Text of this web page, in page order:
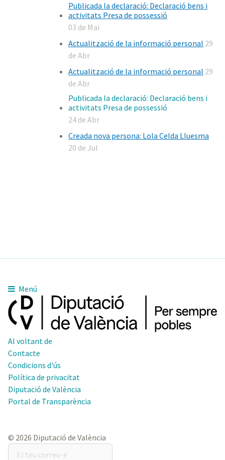
Publicada la declaració: Declaració bens i
activitats Presa de possessió
03 de Mai
Actualització de la informació personal 29
de Abr
Actualització de la informació personal 29
de Abr
Publicada la declaració: Declaració bens i
activitats Presa de possessió
24 de Abr
Creada nova persona: Lola Celda Lluesma
20 de Jul
Menú
Al voltant de
Contacte
Condicions d'ús
Política de privacitat
Diputació de València
Portal de Transparència
© 2026 Diputació de València
El